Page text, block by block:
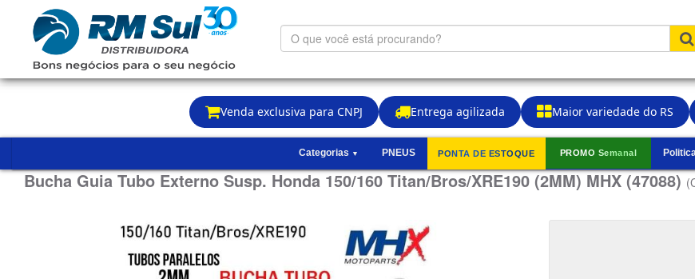
Venda exclusiva para CNPJ Entrega agilizada Maior variedade do RS
O
que
está
procurando?
Categorias ▼ PNEUS PONTA DE ESTOQUE PROMO Semanal
Bucha Guia Tubo Externo Susp. Honda 150/160 Titan/Bros/XRE190 (2MM) MHX (47088)